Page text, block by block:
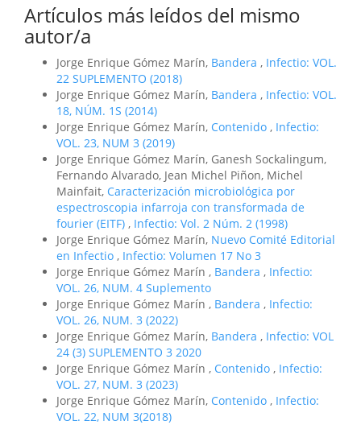
Artículos más leídos del mismo
autor/a
Jorge Enrique Gómez Marín, Bandera , Infectio: VOL.
22 SUPLEMENTO (2018)
Jorge Enrique Gómez Marín, Bandera , Infectio: VOL.
18, NÚM. 1S (2014)
Jorge Enrique Gómez Marín, Contenido , Infectio:
VOL. 23, NUM 3 (2019)
Jorge Enrique Gómez Marín, Ganesh Sockalingum,
Fernando Alvarado, Jean Michel Piñon, Michel
Mainfait, Caracterización microbiológica por
espectroscopia infarroja con transformada de
fourier (EITF) , Infectio: Vol. 2 Núm. 2 (1998)
Jorge Enrique Gómez Marín, Nuevo Comité Editorial
en Infectio , Infectio: Volumen 17 No 3
Jorge Enrique Gómez Marín , Bandera , Infectio:
VOL. 26, NUM. 4 Suplemento
Jorge Enrique Gómez Marín , Bandera , Infectio:
VOL. 26, NUM. 3 (2022)
Jorge Enrique Gómez Marín, Bandera , Infectio: VOL
24 (3) SUPLEMENTO 3 2020
Jorge Enrique Gómez Marín , Contenido , Infectio:
VOL. 27, NUM. 3 (2023)
Jorge Enrique Gómez Marín, Contenido , Infectio:
VOL. 22, NUM 3(2018)